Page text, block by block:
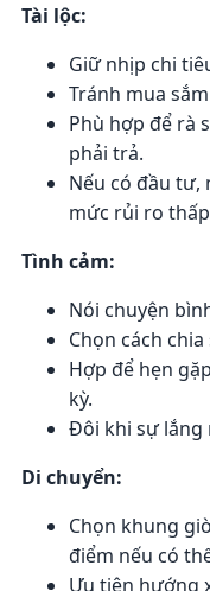
Tài lộc:
Giữ nhịp chi
Tránh mua
Phù hợp để rà
phải trả.
Nếu có đầu
mức rủi ro
Tình cảm:
Nói chuyện
Chọn cách
Hợp để hẹn
kỳ.
Đôi khi sự lắng
Di chuyển:
Chọn khung
điểm nếu có
Ưu tiên hướng